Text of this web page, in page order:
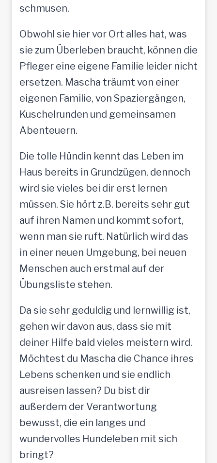
schmusen.
Obwohl sie hier vor Ort alles hat, was
sie zum Überleben braucht, können die
Pfleger eine eigene Familie leider nicht
ersetzen. Mascha träumt von einer
eigenen Familie, von Spaziergängen,
Kuschelrunden und gemeinsamen
Abenteuern.
Die tolle Hündin kennt das Leben im
Haus bereits in Grundzügen, dennoch
wird sie vieles bei dir erst lernen
müssen. Sie hört z.B. bereits sehr gut
auf ihren Namen und kommt sofort,
wenn man sie ruft. Natürlich wird das
in einer neuen Umgebung, bei neuen
Menschen auch erstmal auf der
Übungsliste stehen.
Da sie sehr geduldig und lernwillig ist,
gehen wir davon aus, dass sie mit
deiner Hilfe bald vieles meistern wird.
Möchtest du Mascha die Chance ihres
Lebens schenken und sie endlich
ausreisen lassen? Du bist dir
außerdem der Verantwortung
bewusst, die ein langes und
wundervolles Hundeleben mit sich
bringt?